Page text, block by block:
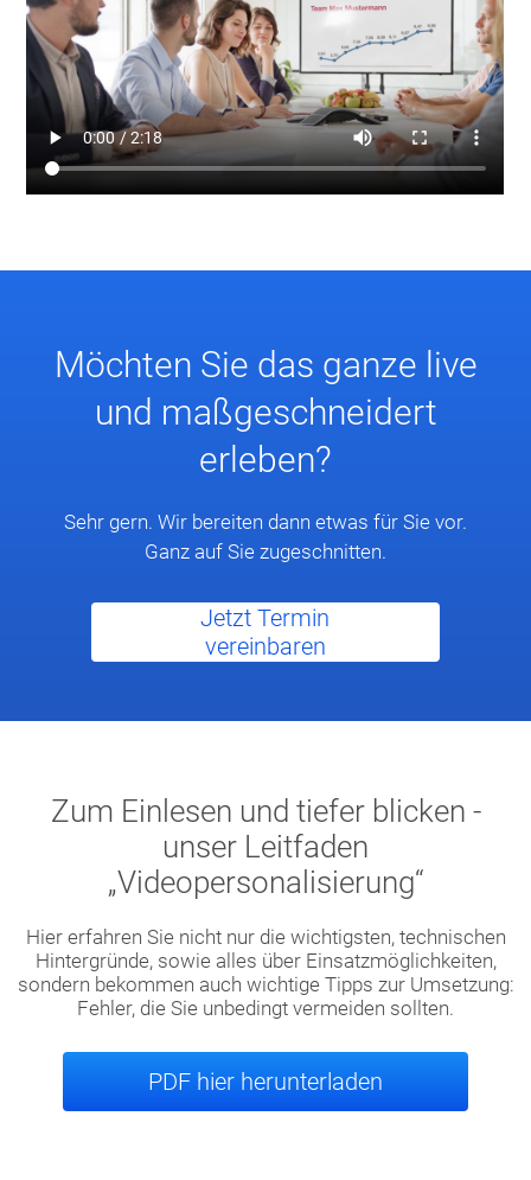
Möchten Sie das ganze live
und maßgeschneidert
erleben?
Sehr gern. Wir bereiten dann etwas für Sie vor.
Ganz auf Sie zugeschnitten.
Jetzt Termin
vereinbaren
Zum Einlesen und tiefer blicken -
unser Leitfaden
„Videopersonalisierung“
Hier erfahren Sie nicht nur die wichtigsten, technischen
Hintergründe, sowie alles über Einsatzmöglichkeiten,
sondern bekommen auch wichtige Tipps zur Umsetzung:
Fehler, die Sie unbedingt vermeiden sollten.
PDF hier herunterladen